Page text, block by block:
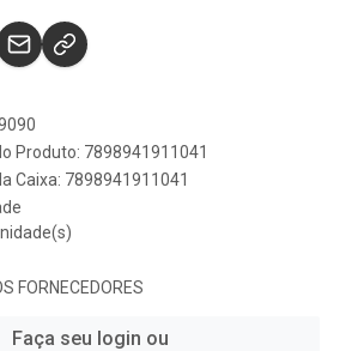
Produto: 7898941911041
Caixa: 7898941911041
FORNECEDORES
Faça seu login ou